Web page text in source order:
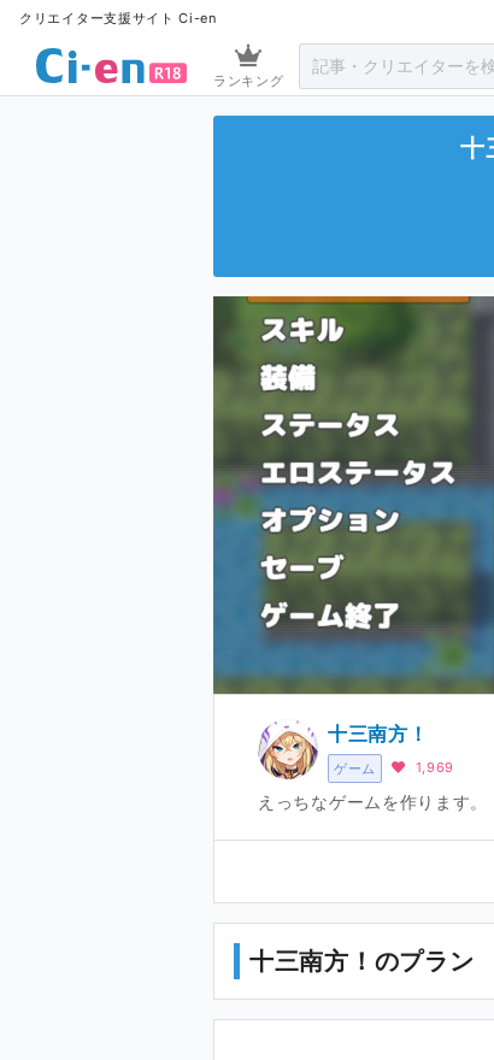
クリエイター支援サイト Ci-en
ランキング
十
ゲーム
十三南方！
1,969
えっちなゲームを作ります。
十三南方！のプラン